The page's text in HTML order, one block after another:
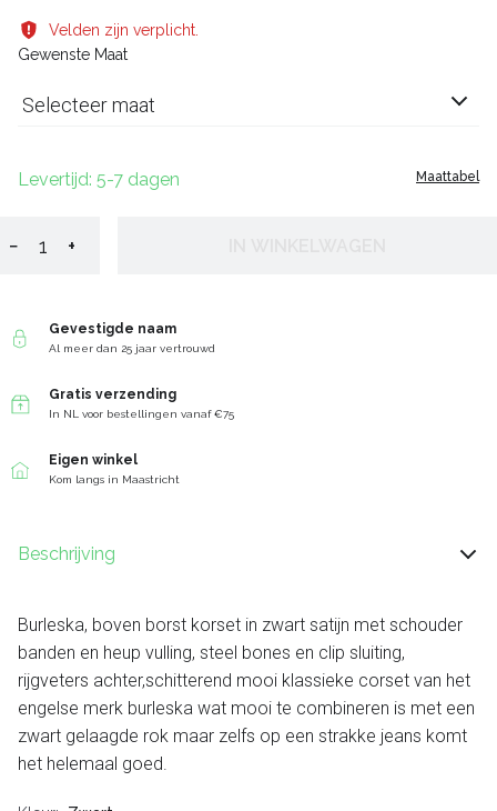
Velden zijn verplicht.
Gewenste Maat
Selecteer maat
Maattabel
Levertijd: 5-7 dagen
− +
Gevestigde naam
Al meer dan 25 jaar vertrouwd
Gratis verzending
In NL voor bestellingen vanaf €75
Eigen winkel
Kom langs in Maastricht
Beschrijving
Burleska, boven borst korset in zwart satijn met schouder
banden en heup vulling, steel bones en clip sluiting,
rijgveters achter,schitterend mooi klassieke corset van het
engelse merk burleska wat mooi te combineren is met een
zwart gelaagde rok maar zelfs op een strakke jeans komt
het helemaal goed.